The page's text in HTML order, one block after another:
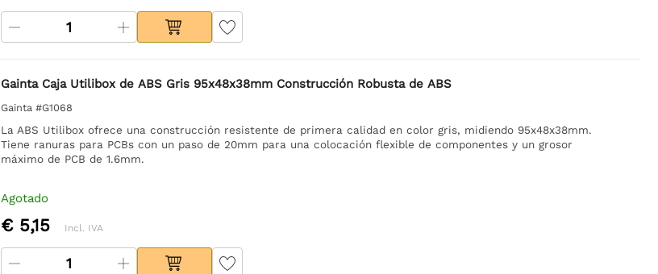
Gainta Caja Utilibox de ABS Gris 95x48x38mm Construcción Robusta de ABS
Gainta #G1068
La ABS Utilibox ofrece una construcción resistente de primera calidad en color gris, midiendo 95x48x38mm.
Tiene ranuras para PCBs con un paso de 20mm para una colocación flexible de componentes y un grosor
máximo de PCB de 1.6mm.
Agotado
€ 5,15 Incl. IVA